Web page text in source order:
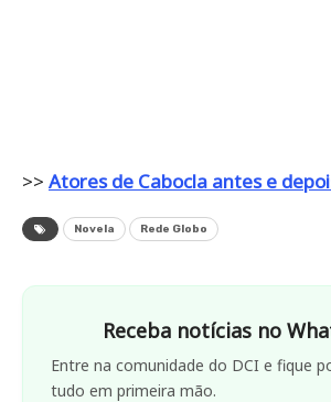
>> Atores de Cabocla antes e
Novela Rede Globo
Receba notícias no
Entre na comunidade do DCI e fique
tudo em primeira mão.